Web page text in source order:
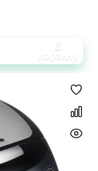
В
корзину